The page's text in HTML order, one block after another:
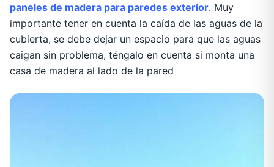
paneles de madera para paredes exterior. Muy
importante tener en cuenta la caída de las aguas de la
cubierta, se debe dejar un espacio para que las aguas
caigan sin problema, téngalo en cuenta si monta una
casa de madera al lado de la pared